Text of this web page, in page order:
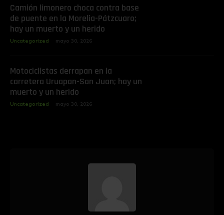
Camión limonero choca contra base
de puente en la Morelia-Pátzcuaro;
hay un muerto y un herido
Uncategorized mayo 30, 2026
Motociclistas derrapan en la
carretera Uruapan-San Juan; hay un
muerto y un herido
Uncategorized mayo 30, 2026